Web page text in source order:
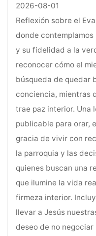
2026-08-01
Reflexión sobre el
donde
y su fidelidad a la
reconocer cómo el
búsqueda de quedar
conciencia, mientras
trae paz interior. Una
publicable para orar,
gracia de vivir con
la parroquia y las
quienes buscan una
que ilumine la vida
firmeza interior.
llevar a Jesús
deseo de no